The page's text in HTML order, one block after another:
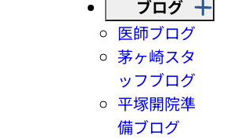
ブログ
医師ブログ
茅ヶ崎スタ
ッフブログ
平塚開院準
備ブログ